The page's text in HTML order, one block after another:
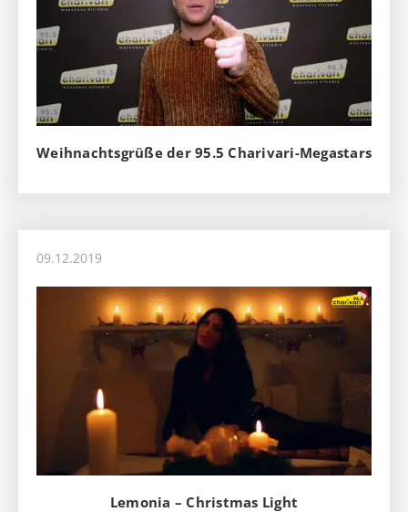
Weihnachtsgrüße der 95.5 Charivari-Megastars
09.12.2019
Lemonia – Christmas Light